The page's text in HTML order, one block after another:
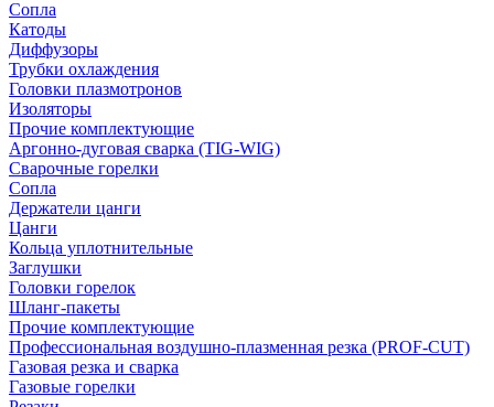
Сопла
Катоды
Диффузоры
Трубки охлаждения
Головки плазмотронов
Изоляторы
Прочие комплектующие
Аргонно-дуговая сварка (TIG-WIG)
Сварочные горелки
Сопла
Держатели цанги
Цанги
Кольца уплотнительные
Заглушки
Головки горелок
Шланг-пакеты
Прочие комплектующие
Профессиональная воздушно-плазменная резка (PROF-CUT)
Газовая резка и сварка
Газовые горелки